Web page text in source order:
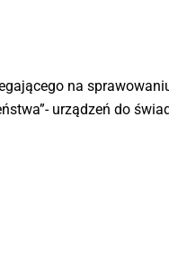
na
urządzeń do